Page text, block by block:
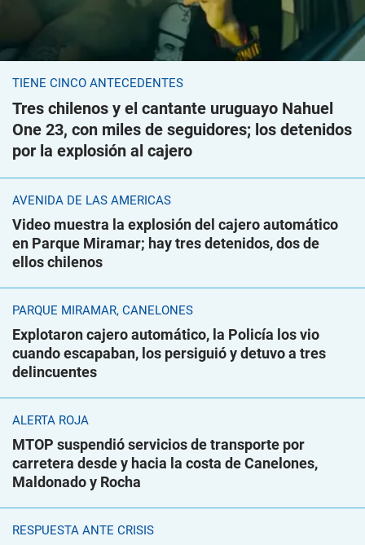
TIENE CINCO ANTECEDENTES
Tres chilenos y el cantante uruguayo Nahuel
One 23, con miles de seguidores; los detenidos
por la explosión al cajero
AVENIDA DE LAS AMÉRICAS
Video muestra la explosión del cajero automático
en Parque Miramar; hay tres detenidos, dos de
ellos chilenos
PARQUE MIRAMAR, CANELONES
Explotaron cajero automático, la Policía los vio
cuando escapaban, los persiguió y detuvo a tres
delincuentes
ALERTA ROJA
MTOP suspendió servicios de transporte por
carretera desde y hacia la costa de Canelones,
Maldonado y Rocha
RESPUESTA ANTE CRISIS